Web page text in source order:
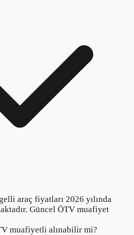
araç fiyatları 2026 yılında
Güncel ÖTV muafiyet
muafiyetli alınabilir mi?